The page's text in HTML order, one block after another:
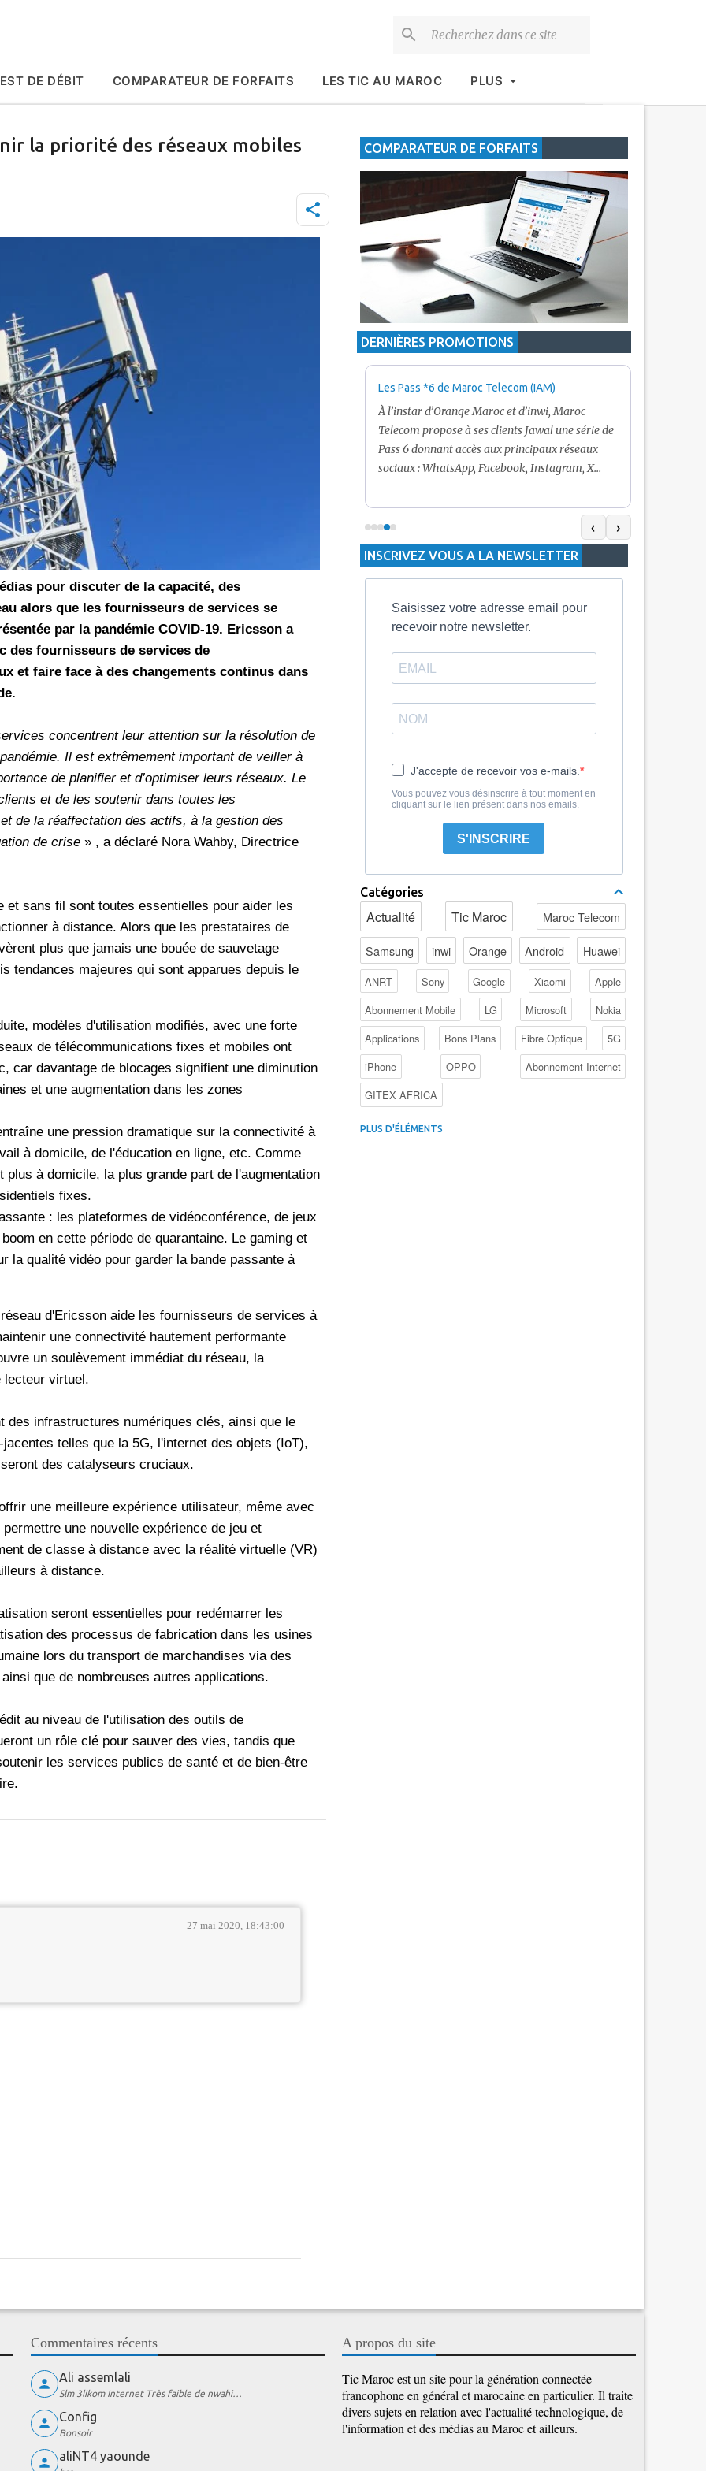
DE DÉBIT COMPARATEUR DE FORFAITS LES TIC AU MAROC PLUS
la priorité des réseaux mobiles
pour discuter de la capacité, des
alors que les fournisseurs de services se
par la pandémie COVID-19. Ericsson a
des fournisseurs de services de
et faire face à des changements continus dans
concentrent leur attention sur la résolution de
Il est extrêmement important de veiller à
de planifier et d’optimiser leurs réseaux. Le
et de les soutenir dans toutes les
de la réaffectation des actifs, à la gestion des
de crise » , a déclaré Nora Wahby, Directrice
et sans fil sont toutes essentielles pour aider les
à distance. Alors que les prestataires de
plus que jamais une bouée de sauvetage
tendances majeures qui sont apparues depuis le
modèles d'utilisation modifiés, avec une forte
de télécommunications fixes et mobiles ont
car davantage de blocages signifient une diminution
et une augmentation dans les zones
une pression dramatique sur la connectivité à
à domicile, de l'éducation en ligne, etc. Comme
à domicile, la plus grande part de l'augmentation
fixes.
: les plateformes de vidéoconférence, de jeux
en cette période de quarantaine. Le gaming et
la qualité vidéo pour garder la bande passante à
d'Ericsson aide les fournisseurs de services à
une connectivité hautement performante
un soulèvement immédiat du réseau, la
lecteur virtuel.
des infrastructures numériques clés, ainsi que le
telles que la 5G, l'internet des objets (IoT),
des catalyseurs cruciaux.
une meilleure expérience utilisateur, même avec
une nouvelle expérience de jeu et
de classe à distance avec la réalité virtuelle (VR)
à distance.
seront essentielles pour redémarrer les
des processus de fabrication dans les usines
lors du transport de marchandises via des
que de nombreuses autres applications.
au niveau de l'utilisation des outils de
un rôle clé pour sauver des vies, tandis que
les services publics de santé et de bien-être
27 mai 2020, 18:43:00
COMPARATEUR DE FORFAITS
DERNIÈRES PROMOTIONS
réseaux sociaux
inwi fait
accès à
Snapchat voire
au
offre
23 mars 2026,
Promotion Orange Maroc: Recharge x25 +
Internet
de ses clients mobiles en prépayé par 25 et ce,
pour toute recharge de 30 Dh ou plus. De plus,
ladite recharge. La durée de validité du volume
d'internet est de 7 jours alors que celle du solde
Les Pass *6 de Maroc Telecom (IAM)
À l’instar d’Orange Maroc et d’inwi, Maroc
Telecom propose à ses clients Jawal une série de
Pass 6 donnant accès aux principaux réseaux
sociaux : WhatsApp, Facebook, Instagram, X
5 Dh inclut 100 Mo, le Pass 10 Dh offre 400 Mo,
tandis que les formules à 20 Dh et 30 Dh
proposent respectivement 1 Go et 2 Go. Les
durées de validité sont de 3 jours pour
‹ ›
INSCRIVEZ VOUS A LA NEWSLETTER
Saisissez votre adresse email pour
recevoir notre newsletter.
J'accepte de recevoir vos e-mails.
Vous pouvez vous désinscrire à tout moment en
cliquant sur le lien présent dans nos emails.
S'INSCRIRE
Catégories
Actualité Tic Maroc Maroc Telecom
Samsung inwi Orange Android Huawei
ANRT Sony Google Xiaomi
Apple
Abonnement Mobile
LG Microsoft
Nokia
Applications
Bons Plans Fibre Optique
5G
iPhone
OPPO
Abonnement Internet
GITEX AFRICA
4G au Maroc
PLUS D'ÉLÉMENTS
Commentaires récents
Ali assemlali
Slm 3likom Internet Très faible de nwahi…
Config
Bonsoir
aliNT4 yaounde
A propos du site
Tic Maroc est un site pour la génération connectée
francophone en général et marocaine en particulier. Il traite
divers sujets en relation avec l'actualité technologique, de
l'information et des médias au Maroc et ailleurs.